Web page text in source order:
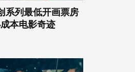
系列最低开画票房
本电影奇迹